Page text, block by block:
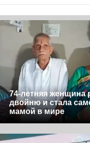
74-летняя женщина
двойню и стала
мамой в мире